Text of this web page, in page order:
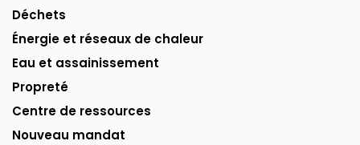
Déchets
Énergie et réseaux de chaleur
Eau et assainissement
Propreté
Centre de ressources
Nouveau mandat